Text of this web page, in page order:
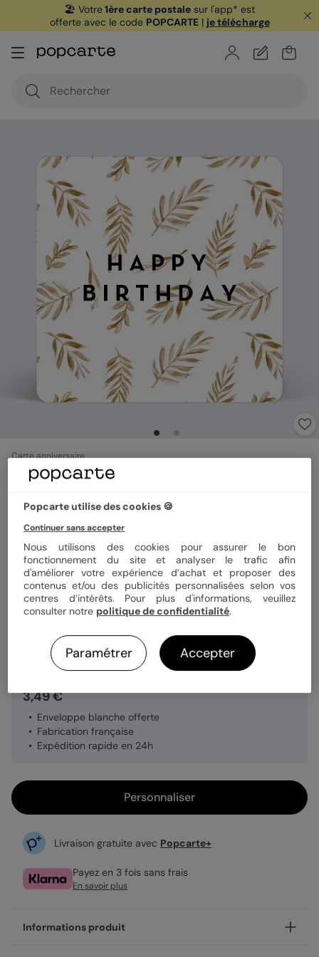
🏖️ Votre1ère carte postale sur l'app* est
offerte avec le code POPCARTE| je télécharge
Carte anniversaire
Golden Jungle
Format
Papier Papier Satiné
Quantité 1 carte
3,49 €
Enveloppe blanche offerte
Fabrication française
Expédition rapide en 24h
Personnaliser
Livraison gratuite avec Popcarte+
Payez en 3 fois sans frais
En savoir plus
Informations produit
Popcarte utilise des cookies 🍪
Continuer sans accepter
Nous utilisons des cookies pour assurer le bon
fonctionnement du site et analyser le trafic afin
d'améliorer votre expérience d’achat et proposer des
contenus et/ou des publicités personnalisées selon vos
centres d’intérêts. Pour plus d'informations, veuillez
consulter notre politique de confidentialité.
Paramétrer Accepter